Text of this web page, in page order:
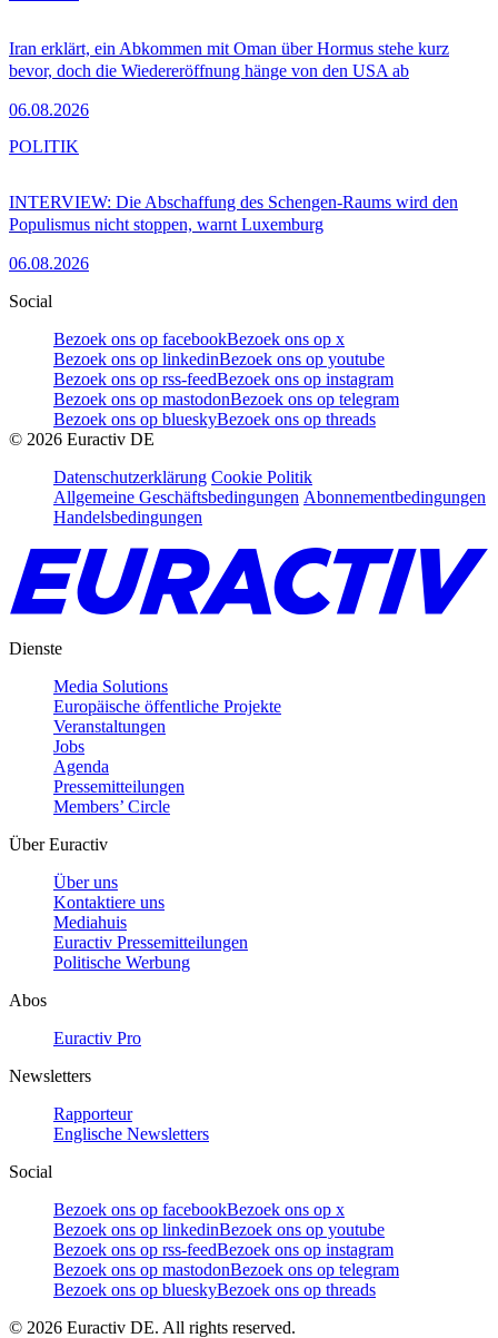
Iran erklärt, ein Abkommen mit Oman über Hormus stehe kurz
bevor, doch die Wiedereröffnung hänge von den USA ab
06.08.2026
INTERVIEW: Die Abschaffung des Schengen-Raums wird den
Populismus nicht stoppen, warnt Luxemburg
06.08.2026
POLITIK
Social
Bezoek ons op facebookBezoek ons op x
Bezoek ons op linkedinBezoek ons op youtube
Bezoek ons op rss-feedBezoek ons op instagram
Bezoek ons op mastodonBezoek ons op telegram
Bezoek ons op blueskyBezoek ons op threads
© 2026 Euractiv DE
Datenschutzerklärung Cookie Politik
Allgemeine Geschäftsbedingungen Abonnementbedingungen
Handelsbedingungen
Dienste
Media Solutions
Europäische öffentliche Projekte
Veranstaltungen
Jobs
Agenda
Pressemitteilungen
Members’ Circle
Über Euractiv
Über uns
Kontaktiere uns
Mediahuis
Euractiv Pressemitteilungen
Politische Werbung
Abos
Euractiv Pro
Newsletters
Rapporteur
Englische Newsletters
Social
Bezoek ons op facebookBezoek ons op x
Bezoek ons op linkedinBezoek ons op youtube
Bezoek ons op rss-feedBezoek ons op instagram
Bezoek ons op mastodonBezoek ons op telegram
Bezoek ons op blueskyBezoek ons op threads
© 2026 Euractiv DE. All rights reserved.